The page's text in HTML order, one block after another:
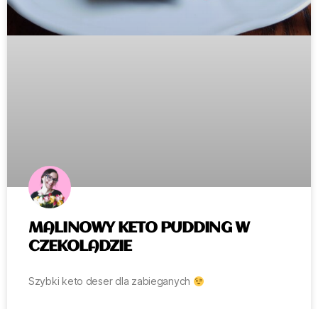
MALINOWY KETO PUDDING W
CZEKOLADZIE
Szybki keto deser dla zabieganych